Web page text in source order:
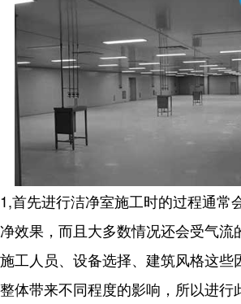
1,首先进行洁净室施工时的过程通常
净效果，而且大多数情况还会受气流
施工人员、设备选择、建筑风格这些
整体带来不同程度的影响，所以进行